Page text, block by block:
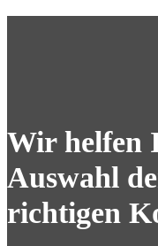
Wir helfen
Auswahl
richtigen